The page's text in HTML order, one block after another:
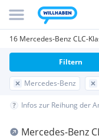
16 Mercedes-Benz CLC-
Mercedes-Benz
Filtern
Infos zur Reihung der
Mercedes-Benz